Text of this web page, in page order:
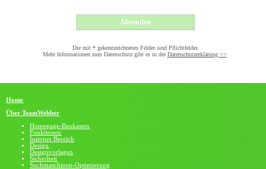
Die mit * gekennzeichneten Felder sind Pflichtfelder.
Mehr Informationen zum Datenschutz gibt es in derDatenschutzerklärung >>
Home
Über TeamWebber
Homepage-Baukasten
Funktionen
Interner Bereich
Design
Designvorlagen
Sicherheit
Suchmaschinen-Optimierung